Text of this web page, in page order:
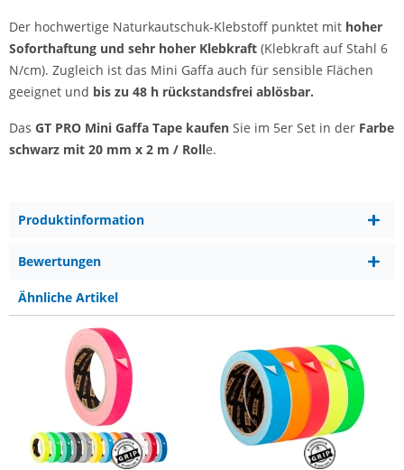
Der hochwertige Naturkautschuk-Klebstoff punktet mit hoher
Soforthaftung und sehr hoher Klebkraft (Klebkraft auf Stahl 6
N/cm). Zugleich ist das Mini Gaffa auch für sensible Flächen
geeignet und bis zu 48 h rückstandsfrei ablösbar.
Das GT PRO Mini Gaffa Tape kaufen Sie im 5er Set in der Farbe
schwarz mit 20 mm x 2 m / Rolle.
Produktinformation
Bewertungen
Ähnliche Artikel